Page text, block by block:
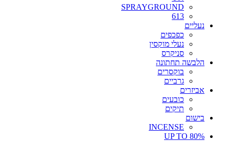
SPRAYGROUND
613
נעליים
כפכפים
נעלי מוקסין
סניקרס
הלבשה תחתונה
בוקסרים
גרביים
אביזרים
כובעים
תיקים
בישום
INCENSE
UP TO 80%